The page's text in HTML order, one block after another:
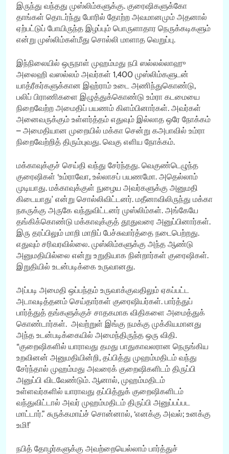
இருந்து வந்தது முஸ்லிம்களுக்கு. குரைஷிகளுக்கோ
தாங்கள் தொடர்ந்து போரில் தோற்ற அவமானமும் அதனால்
ஏற்பட்டுப் போயிருந்த இழப்பும் பொருளாதார நெருக்கடிகளும்
என்று முஸ்லிம்கள்மீது சொல்லி மாளாத வெறுப்பு.
இந்நிலையில் ஒருநாள் முஹம்மது நபி ஸல்லல்லாஹு
அலைஹி வஸல்லம் அவர்கள் 1,400 முஸ்லிம்களுடன்
யாத்ரீகர்களுக்கான இஹ்ராம் உடை அணிந்துகொண்டு,
பலிப் பிராணிகளை இழுத்துக்கொண்டு உம்ரா கடமையை
நிறைவேற்ற அமைதிப் பயணம் கிளம்பினார்கள். அவர்கள்
அனைவருக்கும் உள்ளர்த்தம் எதுவும் இல்லாத ஒரே நோக்கம்
– அமைதியான முறையில் மக்கா சென்று கஅபாவில் உம்ரா
நிறைவேற்றித் திரும்புவது. வெகு எளிய நோக்கம்.
மக்காவுக்குச் செய்தி வந்து சேர்ந்தது. வெகுண்டெழுந்த
குரைஷிகள் ‘உம்ராவோ, உல்லாசப் பயணமோ. அதெல்லாம்
முடியாது. மக்காவுக்குள் நுழைய அவர்களுக்கு அனுமதி
கிடையாது’ என்று சொல்லிவிட்டனர். மதீனாவிலிருந்து மக்கா
நகருக்கு அருகே வந்துவிட்டனர் முஸ்லிம்கள். அங்கேயே
தங்கிக்கொண்டு மக்காவுக்குத் தூதுவரை அனுப்பினார்கள்.
இரு தரப்பிலும் மாறி மாறிப் பேச்சுவார்த்தை நடைபெற்றது.
எதுவும் சரிவரவில்லை. முஸ்லிம்களுக்கு அந்த ஆண்டு
அனுமதியில்லை என்று உறுதியாக நின்றார்கள் குரைஷிகள்.
இறுதியில் உடன்படிக்கை உருவானது.
அப்படி அமைதி ஒப்பந்தம் உருவாக்குவதிலும் ஏகப்பட்ட
அடாவடித்தனம் செய்தார்கள் குரைஷியர்கள். பார்த்துப்
பார்த்துத் தங்களுக்குச் சாதகமாக விதிகளை அமைத்துக்
கொண்டார்கள். அவற்றுள் இங்கு நமக்கு முக்கியமானது
அந்த உடன்படிக்கையில் அமைந்திருந்த ஒரு விதி.
“குறைஷிகளில் யாராவது தமது பாதுகாவலரான நெருங்கிய
உறவினன் அனுமதியின்றி, தப்பித்து முஹம்மதிடம் வந்து
சேர்ந்தால் முஹம்மது அவரைக் குறைஷிகளிடம் திருப்பி
அனுப்பி விடவேண்டும். ஆனால், முஹம்மதிடம்
உள்ளவர்களில் யாராவது தப்பித்துக் குறைஷிகளிடம்
வந்துவிட்டால் அவர் முஹம்மதிடம் திருப்பி அனுப்பப்பட
மாட்டார்.” சுருக்கமாய்ச் சொன்னால், ‘எனக்கு அவல்; உனக்கு
உமி!’
நபித் தோழர்களுக்கு அவற்றையெல்லாம் பார்த்துச்